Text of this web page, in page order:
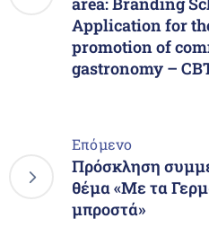
Application for
promotion of
gastronomy –
Επόμενο
Πρόσκληση
θέμα «Με τα
μπροστά»